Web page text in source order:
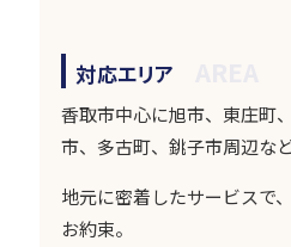
対応エリア
香取市中心に旭市、東庄町
市、多古町、銚子市周辺な
地元に密着したサービスで
お約束。